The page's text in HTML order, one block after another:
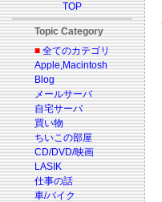
TOP
Topic Category
■ 全てのカテゴリ
Apple,Macintosh
Blog
メールサーバ
自宅サーバ
買い物
ちいこの部屋
CD/DVD/映画
LASIK
仕事の話
車/バイク